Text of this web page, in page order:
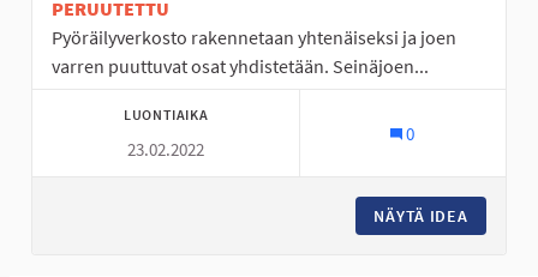
PERUUTETTU
Pyöräilyverkosto rakennetaan yhtenäiseksi ja joen
varren puuttuvat osat yhdistetään. Seinäjoen...
LUONTIAIKA
23.02.2022
0
NÄYTÄ IDEA